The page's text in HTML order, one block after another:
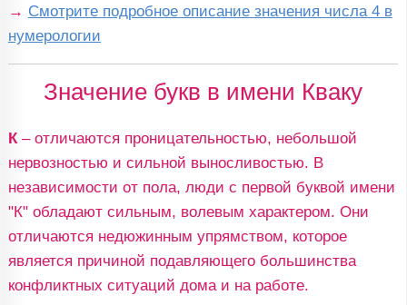
→ Смотрите подробное описание значения числа 4 в
нумерологии
Значение букв в имени Кваку
К– отличаются проницательностью, небольшой
нервозностью и сильной выносливостью. В
независимости от пола, люди с первой буквой имени
"К" обладают сильным, волевым характером. Они
отличаются недюжинным упрямством, которое
является причиной подавляющего большинства
конфликтных ситуаций дома и на работе.